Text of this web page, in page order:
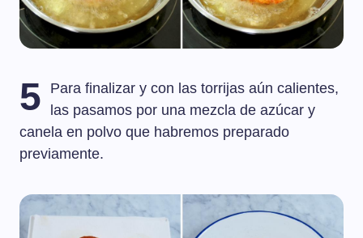
5
Para finalizar y con las torrijas aún calientes,
las pasamos por una mezcla de azúcar y
canela en polvo que habremos preparado
previamente.